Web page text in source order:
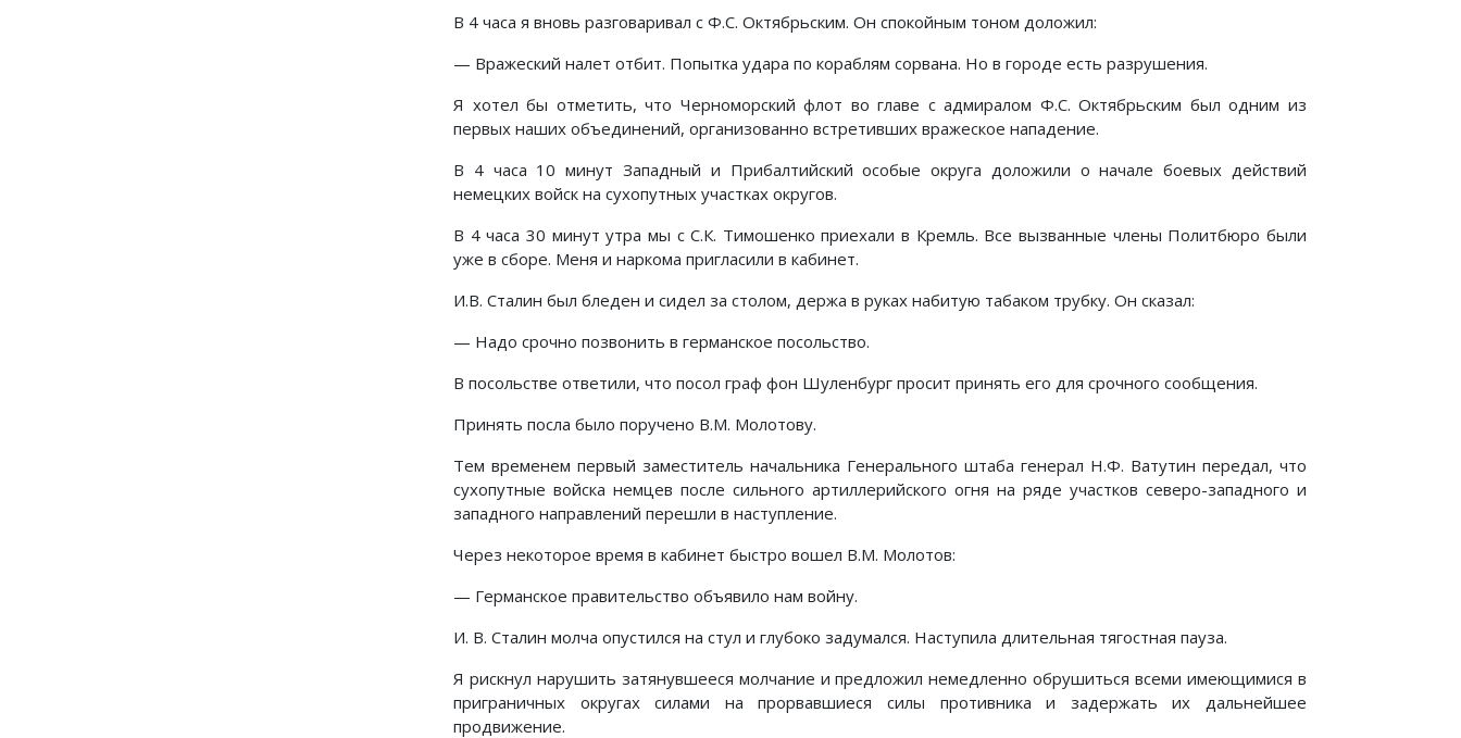
В 4 часа я вновь разговаривал с Ф.С. Октябрьским. Он спокойным тоном доложил:
— Вражеский налет отбит. Попытка удара по кораблям сорвана. Но в городе есть разрушения.
Я хотел бы отметить, что Черноморский флот во главе с адмиралом Ф.С. Октябрьским был одним из
первых наших объединений, организованно встретивших вражеское нападение.
В 4 часа 10 минут Западный и Прибалтийский особые округа доложили о начале боевых действий
немецких войск на сухопутных участках округов.
В 4 часа 30 минут утра мы с С.К. Тимошенко приехали в Кремль. Все вызванные члены Политбюро были
уже в сборе. Меня и наркома пригласили в кабинет.
И.В. Сталин был бледен и сидел за столом, держа в руках набитую табаком трубку. Он сказал:
— Надо срочно позвонить в германское посольство.
В посольстве ответили, что посол граф фон Шуленбург просит принять его для срочного сообщения.
Принять посла было поручено В.М. Молотову.
Тем временем первый заместитель начальника Генерального штаба генерал Н.Ф. Ватутин передал, что
сухопутные войска немцев после сильного артиллерийского огня на ряде участков северо-западного и
западного направлений перешли в наступление.
Через некоторое время в кабинет быстро вошел В.М. Молотов:
— Германское правительство объявило нам войну.
И. В. Сталин молча опустился на стул и глубоко задумался. Наступила длительная тягостная пауза.
Я рискнул нарушить затянувшееся молчание и предложил немедленно обрушиться всеми имеющимися в
приграничных округах силами на прорвавшиеся силы противника и задержать их дальнейшее
продвижение.